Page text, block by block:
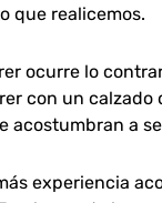
que realicemos.
ocurre lo
con un calzado
acostumbran a
experiencia